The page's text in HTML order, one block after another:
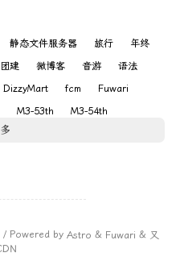
静态文件服务器 旅行
年终
团建 微博客 音游
语法
DizzyMart fcm
Fuwari
M3-53th
M3-54th
/ Powered by Astro & Fuwari & 又